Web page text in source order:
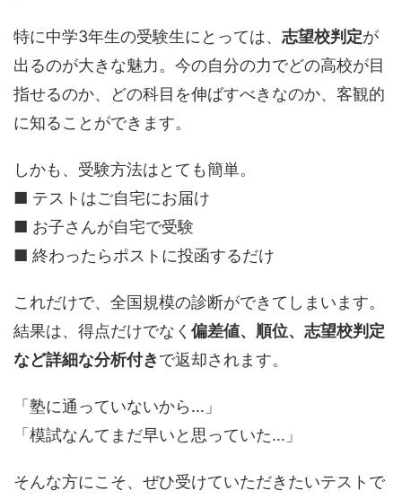
特に中学3年生の受験生にとっては、 志望校判定が
出るのが大きな魅力。今の自分の力でどの高校が目
指せるのか、どの科目を伸ばすべきなのか、客観的
に知ることができます。
しかも、受験方法はとても簡単。
■ テストはご自宅にお届け
■ お子さんが自宅で受験
■ 終わったらポストに投函するだけ
これだけで、全国規模の診断ができてしまいます。
結果は、得点だけでなく 偏差値、順位、志望校判定
など詳細な分析付きで返却されます。
「塾に通っていないから…」
「模試なんてまだ早いと思っていた…」
そんな方にこそ、ぜひ受けていただきたいテストで